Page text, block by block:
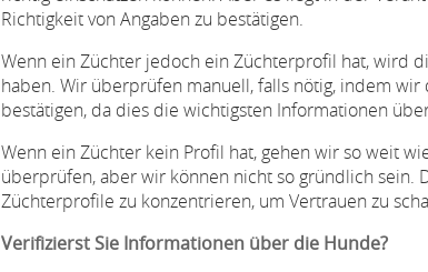
Richtigkeit von Angaben zu bestätigen.
Wenn ein Züchter jedoch ein Züchterprofil hat, wird
haben. Wir überprüfen manuell, falls nötig, indem
bestätigen, da dies die wichtigsten Informationen
Wenn ein Züchter kein Profil hat, gehen wir so weit
überprüfen, aber wir können nicht so gründlich sein.
Züchterprofile zu konzentrieren, um Vertrauen zu
Verifizierst Sie Informationen über die Hunde?